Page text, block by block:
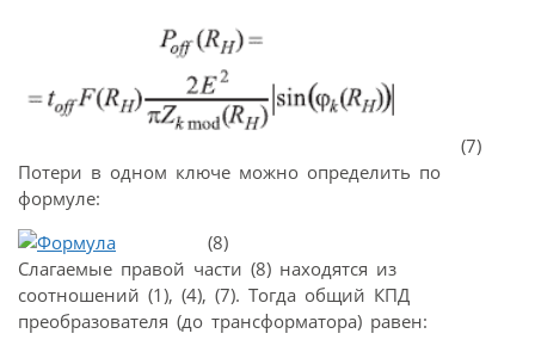
(7)
Потери в одном ключе можно определить по
формуле:
(8)
Слагаемые правой части (8) находятся из
соотношений (1), (4), (7). Тогда общий КПД
преобразователя (до трансформатора) равен: